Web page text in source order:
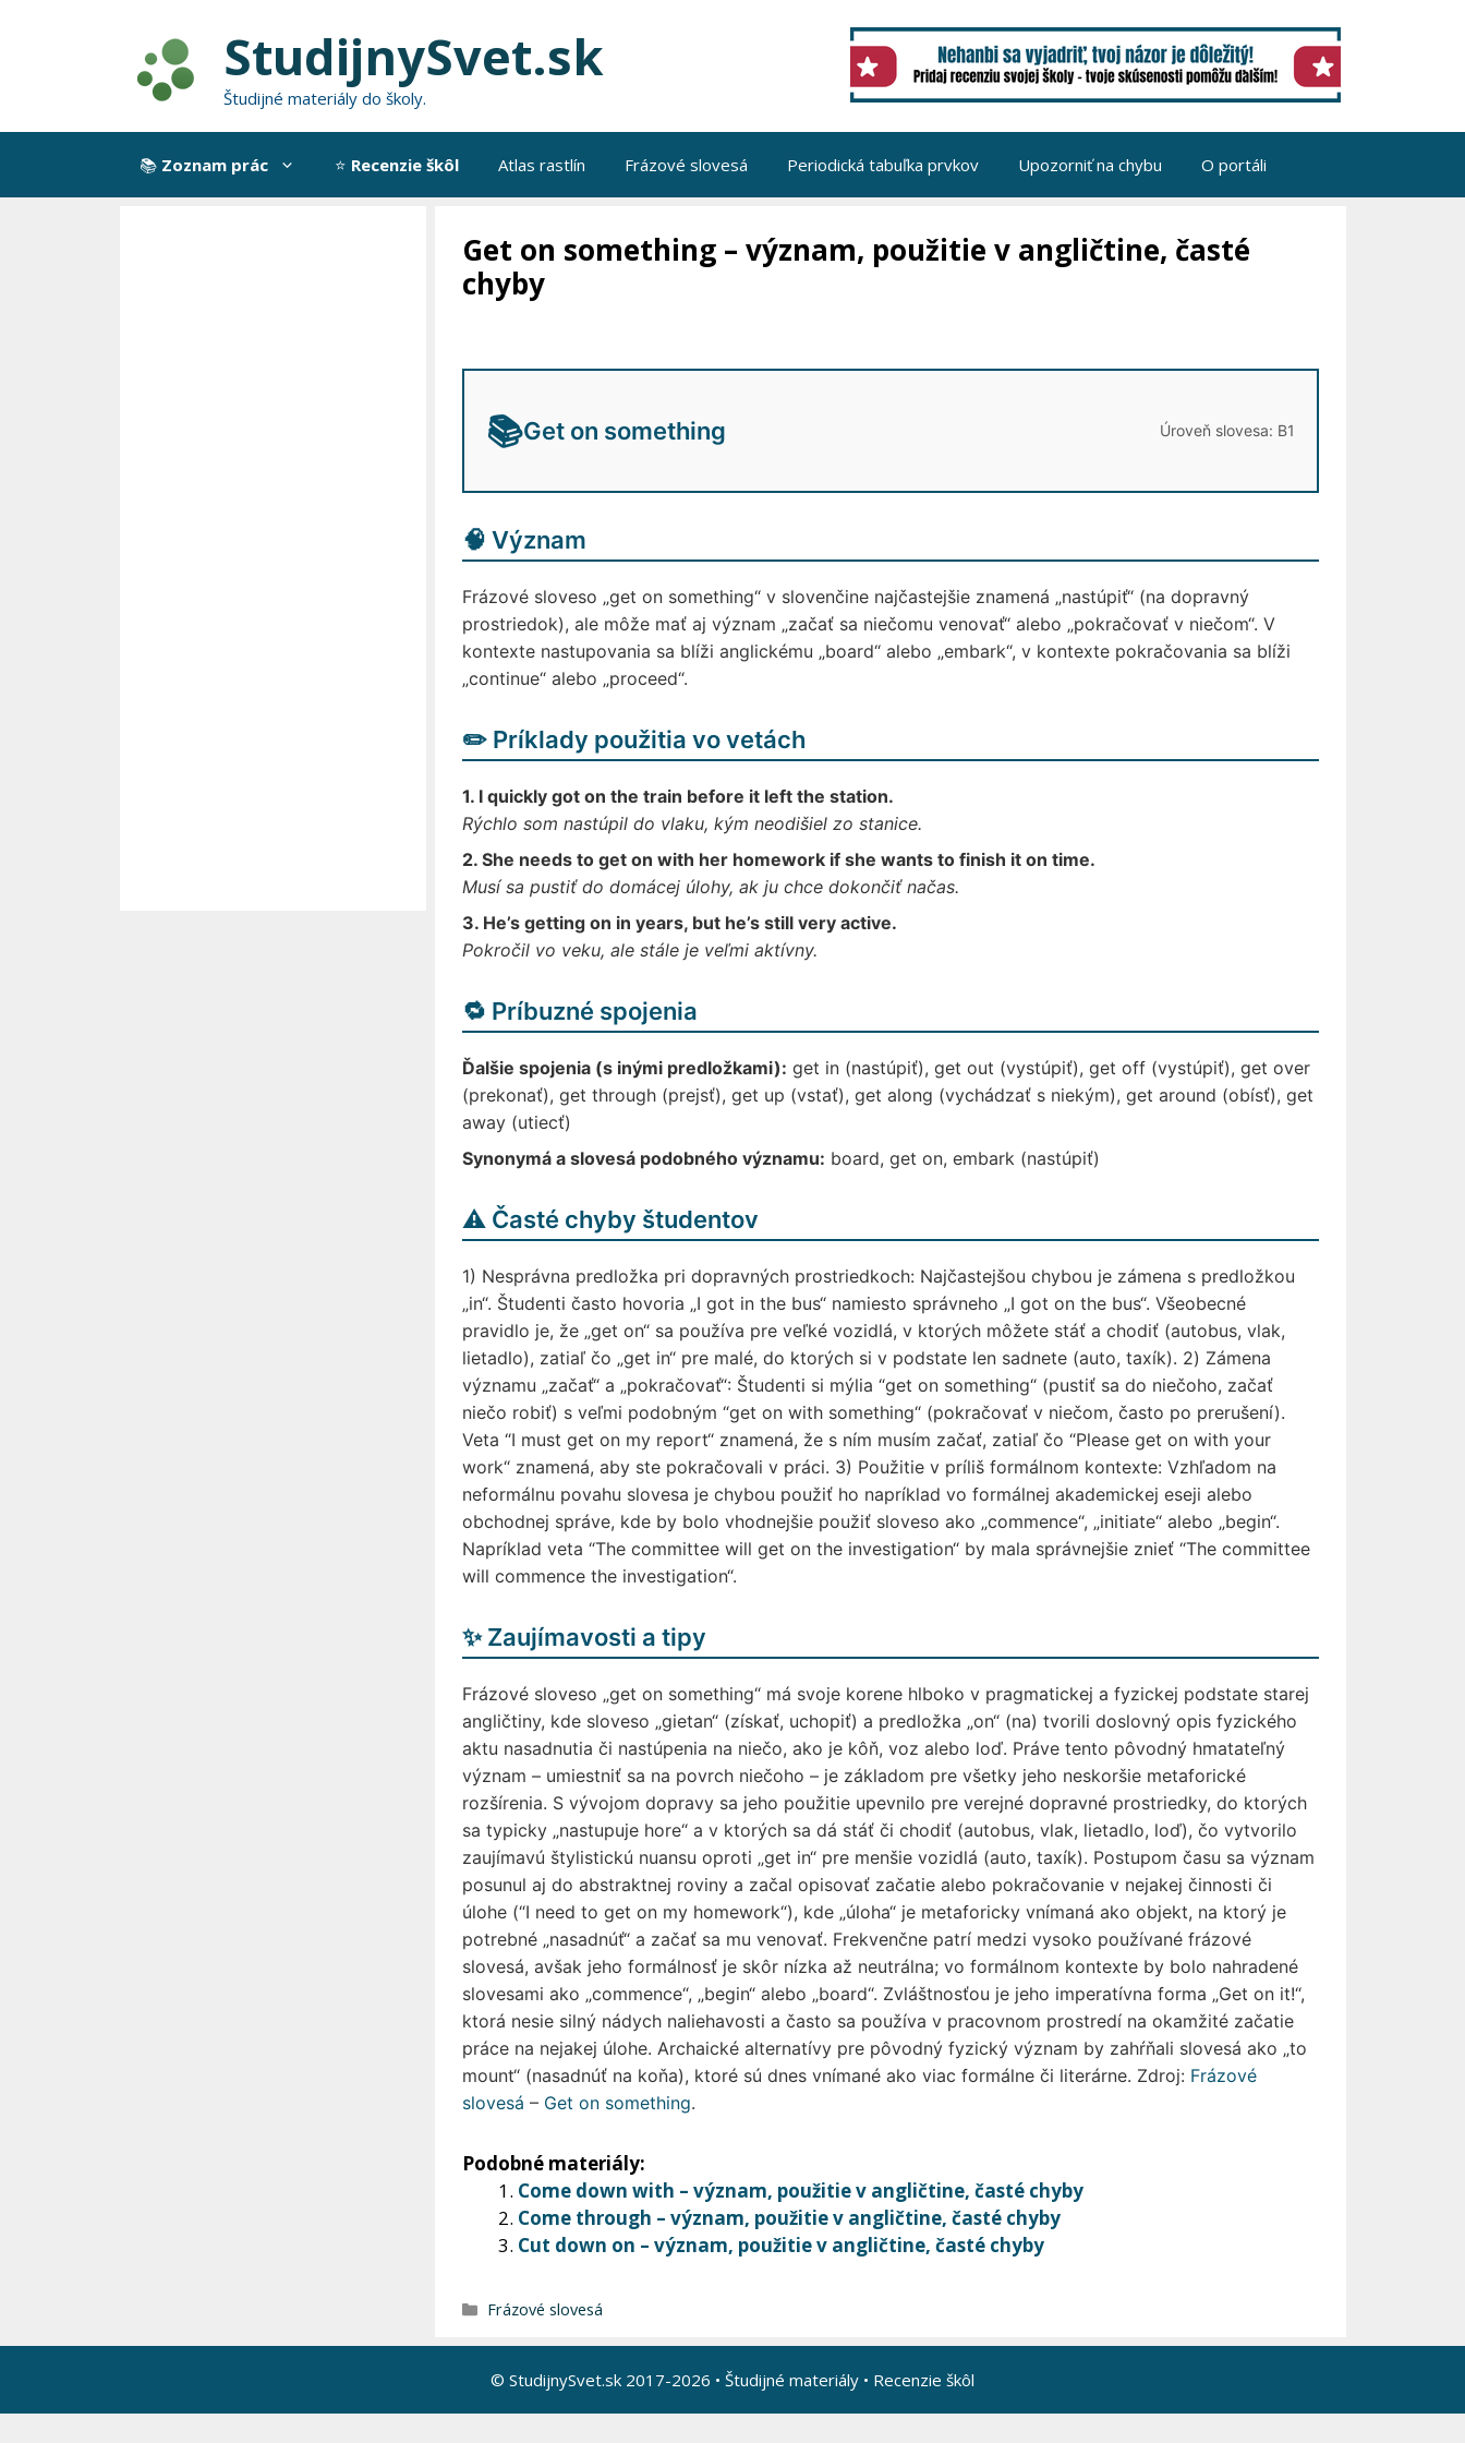
StudijnySvet.sk
Študijné materiály do školy.
📚 Zoznam prác ⭐ Recenzie škôl Atlas rastlín Frázové slovesá Periodická tabuľka prvkov Upozorniť na chybu O portáli
Get on something – význam, použitie v angličtine, časté
chyby
📚Get on something Úroveň slovesa: B1
🧠 Význam
Frázové sloveso „get on something“ v slovenčine najčastejšie znamená „nastúpiť“ (na dopravný
prostriedok), ale môže mať aj význam „začať sa niečomu venovať“ alebo „pokračovať v niečom“. V
kontexte nastupovania sa blíži anglickému „board“ alebo „embark“, v kontexte pokračovania sa blíži
„continue“ alebo „proceed“.
✏️ Príklady použitia vo vetách
1. I quickly got on the train before it left the station.
Rýchlo som nastúpil do vlaku, kým neodišiel zo stanice.
2. She needs to get on with her homework if she wants to finish it on time.
Musí sa pustiť do domácej úlohy, ak ju chce dokončiť načas.
3. He’s getting on in years, but he’s still very active.
Pokročil vo veku, ale stále je veľmi aktívny.
🔁 Príbuzné spojenia
Ďalšie spojenia (s inými predložkami): get in (nastúpiť), get out (vystúpiť), get off (vystúpiť), get over
(prekonať), get through (prejsť), get up (vstať), get along (vychádzať s niekým), get around (obísť), get
away (utiecť)
Synonymá a slovesá podobného významu: board, get on, embark (nastúpiť)
⚠️ Časté chyby študentov
1) Nesprávna predložka pri dopravných prostriedkoch: Najčastejšou chybou je zámena s predložkou
„in“. Študenti často hovoria „I got in the bus“ namiesto správneho „I got on the bus“. Všeobecné
pravidlo je, že „get on“ sa používa pre veľké vozidlá, v ktorých môžete stáť a chodiť (autobus, vlak,
lietadlo), zatiaľ čo „get in“ pre malé, do ktorých si v podstate len sadnete (auto, taxík). 2) Zámena
významu „začať“ a „pokračovať“: Študenti si mýlia “get on something“ (pustiť sa do niečoho, začať
niečo robiť) s veľmi podobným “get on with something“ (pokračovať v niečom, často po prerušení).
Veta “I must get on my report“ znamená, že s ním musím začať, zatiaľ čo “Please get on with your
work“ znamená, aby ste pokračovali v práci. 3) Použitie v príliš formálnom kontexte: Vzhľadom na
neformálnu povahu slovesa je chybou použiť ho napríklad vo formálnej akademickej eseji alebo
obchodnej správe, kde by bolo vhodnejšie použiť sloveso ako „commence“, „initiate“ alebo „begin“.
Napríklad veta “The committee will get on the investigation“ by mala správnejšie znieť “The committee
will commence the investigation“.
✨ Zaujímavosti a tipy
Frázové sloveso „get on something“ má svoje korene hlboko v pragmatickej a fyzickej podstate starej
angličtiny, kde sloveso „gietan“ (získať, uchopiť) a predložka „on“ (na) tvorili doslovný opis fyzického
aktu nasadnutia či nastúpenia na niečo, ako je kôň, voz alebo loď. Práve tento pôvodný hmatateľný
význam – umiestniť sa na povrch niečoho – je základom pre všetky jeho neskoršie metaforické
rozšírenia. S vývojom dopravy sa jeho použitie upevnilo pre verejné dopravné prostriedky, do ktorých
sa typicky „nastupuje hore“ a v ktorých sa dá stáť či chodiť (autobus, vlak, lietadlo, loď), čo vytvorilo
zaujímavú štylistickú nuansu oproti „get in“ pre menšie vozidlá (auto, taxík). Postupom času sa význam
posunul aj do abstraktnej roviny a začal opisovať začatie alebo pokračovanie v nejakej činnosti či
úlohe (“I need to get on my homework“), kde „úloha“ je metaforicky vnímaná ako objekt, na ktorý je
potrebné „nasadnúť“ a začať sa mu venovať. Frekvenčne patrí medzi vysoko používané frázové
slovesá, avšak jeho formálnosť je skôr nízka až neutrálna; vo formálnom kontexte by bolo nahradené
slovesami ako „commence“, „begin“ alebo „board“. Zvláštnosťou je jeho imperatívna forma „Get on it!“,
ktorá nesie silný nádych naliehavosti a často sa používa v pracovnom prostredí na okamžité začatie
práce na nejakej úlohe. Archaické alternatívy pre pôvodný fyzický význam by zahŕňali slovesá ako „to
mount“ (nasadnúť na koňa), ktoré sú dnes vnímané ako viac formálne či literárne. Zdroj: Frázové
slovesá – Get on something.
Podobné materiály:
Come down with – význam, použitie v angličtine, časté chyby
Come through – význam, použitie v angličtine, časté chyby
Cut down on – význam, použitie v angličtine, časté chyby
Kategórie
Frázové slovesá
© StudijnySvet.sk 2017-2026 • Študijné materiály • Recenzie škôl